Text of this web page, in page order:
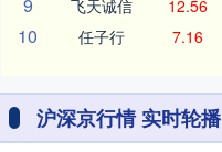
飞天诚信 12.56
10 任子行 7.16
沪深京行情 实时轮播